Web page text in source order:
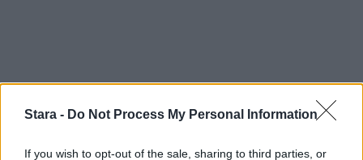
Stara - Do Not Process My Personal Information
If you wish to opt-out of the sale, sharing to third parties, or